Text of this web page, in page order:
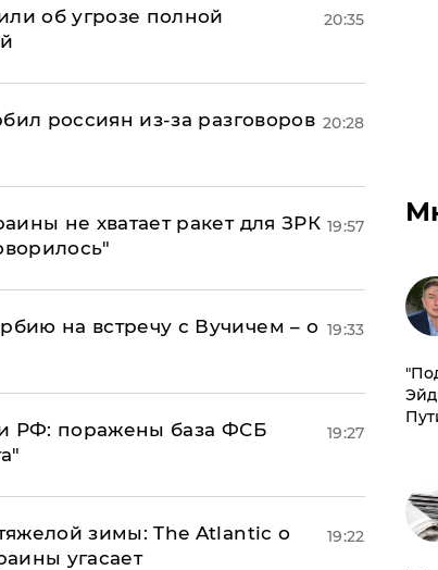
об угрозе полной
20:35
россиян из-за разговоров 20:28
не хватает ракет для ЗРК 19:57
на встречу с Вучичем – о 19:33
РФ: поражены база ФСБ
19:27
зимы: The Atlantic о
угасает
19:22